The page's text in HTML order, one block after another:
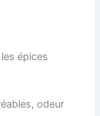
épices
odeur